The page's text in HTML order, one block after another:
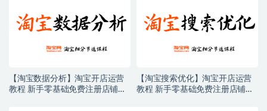
【淘宝数据分析】淘宝开店运营
教程 新手零基础免费注册店铺开
【淘宝搜索优化】淘宝开店运营
教程 新手零基础免费注册店铺开